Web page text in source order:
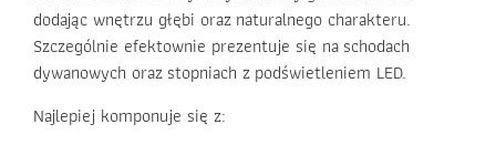
dodając wnętrzu głębi oraz naturalnego charakteru.
Szczególnie efektownie prezentuje się na schodach
dywanowych oraz stopniach z podświetleniem LED.
Najlepiej komponuje się z: